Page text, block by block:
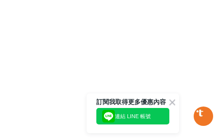
訂閱我取得更多優惠內容
連結 LINE 帳號